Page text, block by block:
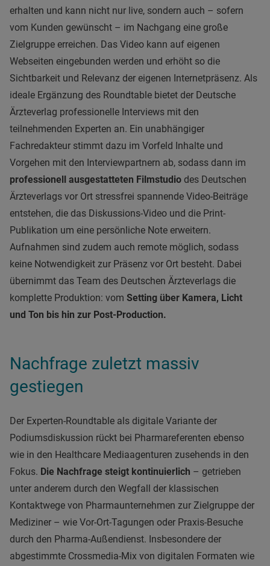
erhalten und kann nicht nur live, sondern auch – sofern
vom Kunden gewünscht – im Nachgang eine große
Zielgruppe erreichen. Das Video kann auf eigenen
Webseiten eingebunden werden und erhöht so die
Sichtbarkeit und Relevanz der eigenen Internetpräsenz. Als
ideale Ergänzung des Roundtable bietet der Deutsche
Ärzteverlag professionelle Interviews mit den
teilnehmenden Experten an. Ein unabhängiger
Fachredakteur stimmt dazu im Vorfeld Inhalte und
Vorgehen mit den Interviewpartnern ab, sodass dann im
professionell ausgestatteten Filmstudio des Deutschen
Ärzteverlags vor Ort stressfrei spannende Video-Beiträge
entstehen, die das Diskussions-Video und die Print-
Publikation um eine persönliche Note erweitern.
Aufnahmen sind zudem auch remote möglich, sodass
keine Notwendigkeit zur Präsenz vor Ort besteht. Dabei
übernimmt das Team des Deutschen Ärzteverlags die
komplette Produktion: vom Setting über Kamera, Licht
und Ton bis hin zur Post-Production.
Nachfrage zuletzt massiv
gestiegen
Der Experten-Roundtable als digitale Variante der
Podiumsdiskussion rückt bei Pharmareferenten ebenso
wie in den Healthcare Mediaagenturen zusehends in den
Fokus. Die Nachfrage steigt kontinuierlich – getrieben
unter anderem durch den Wegfall der klassischen
Kontaktwege von Pharmaunternehmen zur Zielgruppe der
Mediziner – wie Vor-Ort-Tagungen oder Praxis-Besuche
durch den Pharma-Außendienst. Insbesondere der
abgestimmte Crossmedia-Mix von digitalen Formaten wie